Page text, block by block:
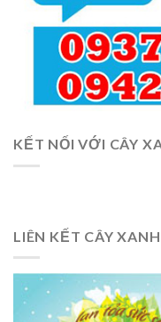
KẾT NỐI VỚI CÂY
LIÊN KẾT CÂY